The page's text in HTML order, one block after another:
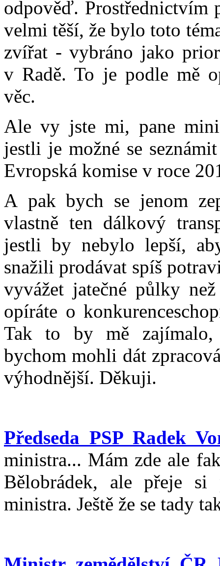
odpověď. Prostřednictvím
velmi těší, že bylo toto
zvířat - vybráno jako
v Radě. To je podle mě
věc.
Ale vy jste mi, pane
jestli je možné se
Evropská komise v roce
A pak bych se jenom
vlastně ten dálkový
jestli by nebylo lepší,
snažili prodávat spíš
vyvážet jatečné půlky
opíráte o
Tak to by mě zajímalo,
bychom mohli dát
výhodnější. Děkuji.
Předseda PSP Radek
ministra... Mám zde ale
Bělobrádek, ale přeje si
ministra. Ještě že se tady